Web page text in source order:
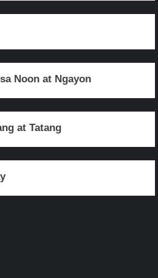
Noon at Ngayon
at Tatang